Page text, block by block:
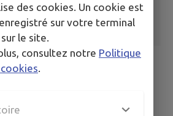
des cookies. Un cookie est
sur votre terminal
le site.
consultez notre Politique